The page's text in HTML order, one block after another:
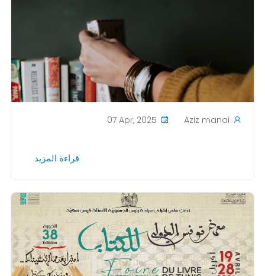
Aziz manai
07 Apr, 2025
قراءة المزيد